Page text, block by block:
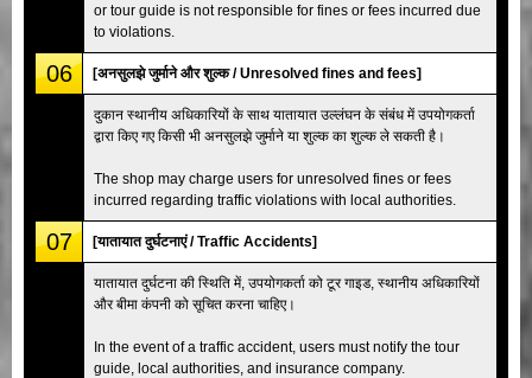
or tour guide is not responsible for fines or fees incurred due
to violations.
06 [अनसुलझे जुर्माने और शुल्क / Unresolved fines and fees]
दुकान स्थानीय अधिकारियों के साथ यातायात उल्लंघन के संबंध में उपयोगकर्ता
द्वारा किए गए किसी भी अनसुलझे जुर्माने या शुल्क का शुल्क ले सकती है।
The shop may charge users for unresolved fines or fees
incurred regarding traffic violations with local authorities.
07 [यातायात दुर्घटनाएं / Traffic Accidents]
यातायात दुर्घटना की स्थिति में, उपयोगकर्ता को टूर गाइड, स्थानीय अधिकारियों
और बीमा कंपनी को सूचित करना चाहिए।
In the event of a traffic accident, users must notify the tour
guide, local authorities, and insurance company.